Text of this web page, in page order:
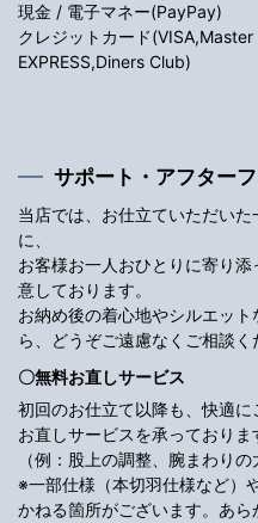
現金 / 電子マネー(PayPay)
クレジットカード
EXPRESS,Diners Club)
サポート・アフター
当店では、お仕立ていただい
に、
お客様お一人おひとりに寄り
意しております。
お納め後の着心地やシルエッ
ら、どうぞご遠慮なくご相談く
〇無料お直しサービス
初回のお仕立て以降も、快適
お直しサービスを承っておりま
（例：股上の調整、腕まわり
※一部仕様（本切羽仕様など）
かねる箇所がございます。あ